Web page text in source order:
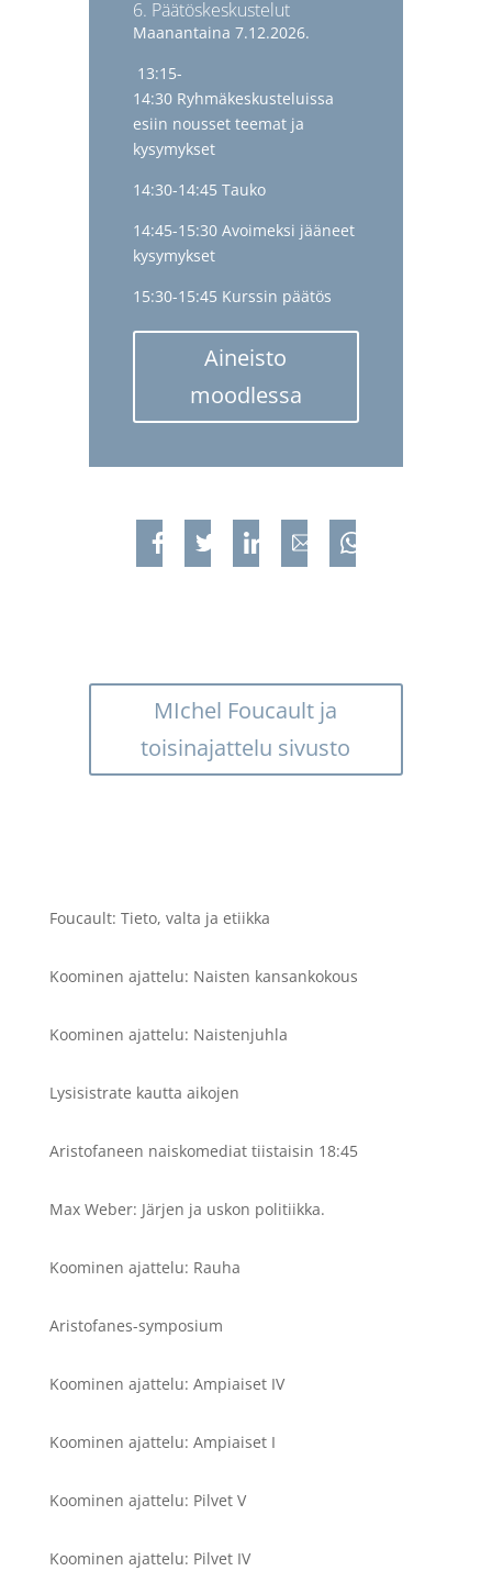
6. Päätöskeskustelut
Maanantaina 7.12.2026.
13:15-
14:30 Ryhmäkeskusteluissa
esiin nousset teemat ja
kysymykset
14:30-14:45 Tauko
14:45-15:30 Avoimeksi jääneet
kysymykset
15:30-15:45 Kurssin päätös
Aineisto
moodlessa
Jaa Facebookissa
Jaa TwitterissaJaa LinkedinissäJaa sähköpostilla
MIchel Foucault ja
toisinajattelu sivusto
Foucault: Tieto, valta ja etiikka
Koominen ajattelu: Naisten kansankokous
Koominen ajattelu: Naistenjuhla
Lysisistrate kautta aikojen
Aristofaneen naiskomediat tiistaisin 18:45
Max Weber: Järjen ja uskon politiikka.
Koominen ajattelu: Rauha
Aristofanes-symposium
Koominen ajattelu: Ampiaiset IV
Koominen ajattelu: Ampiaiset I
Koominen ajattelu: Pilvet V
Koominen ajattelu: Pilvet IV